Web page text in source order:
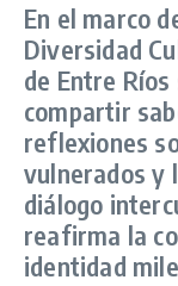
En el marco
Diversidad
de Entre
compartir
reflexiones
vulnerados y
diálogo
reafirma la
identidad